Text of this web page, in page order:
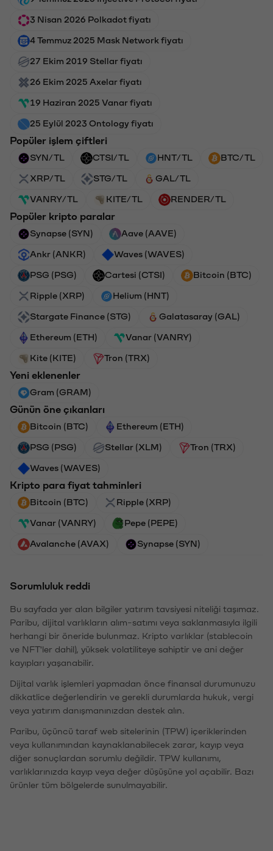
3 Nisan 2026 Polkadot fiyatı
4 Temmuz 2025 Mask Network fiyatı
27 Ekim 2019 Stellar fiyatı
26 Ekim 2025 Axelar fiyatı
19 Haziran 2025 Vanar fiyatı
25 Eylül 2023 Ontology fiyatı
Popüler işlem çiftleri
SYN/TL CTSI/TL HNT/TL BTC/TL
XRP/TL STG/TL GAL/TL
VANRY/TL KITE/TL RENDER/TL
Popüler kripto paralar
Synapse (SYN) Aave (AAVE)
Ankr (ANKR) Waves (WAVES)
PSG (PSG) Cartesi (CTSI) Bitcoin (BTC)
Ripple (XRP) Helium (HNT)
Stargate Finance (STG) Galatasaray (GAL)
Ethereum (ETH) Vanar (VANRY)
Kite (KITE) Tron (TRX)
Yeni eklenenler
Gram (GRAM)
Günün öne çıkanları
Bitcoin (BTC) Ethereum (ETH)
PSG (PSG) Stellar (XLM) Tron (TRX)
Waves (WAVES)
Kripto para fiyat tahminleri
Bitcoin (BTC) Ripple (XRP)
Vanar (VANRY) Pepe (PEPE)
Avalanche (AVAX) Synapse (SYN)
Sorumluluk reddi
Bu sayfada yer alan bilgiler yatırım tavsiyesi niteliği taşımaz.
Paribu, dijital varlıkların alım-satımı veya saklanmasıyla ilgili
herhangi bir öneride bulunmaz. Kripto varlıklar (stablecoin
ve NFT'ler dahil), yüksek volatiliteye sahiptir ve ani değer
kayıpları yaşanabilir.
Dijital varlık işlemleri yapmadan önce finansal durumunuzu
dikkatlice değerlendirin ve gerekli durumlarda hukuk, vergi
veya yatırım danışmanınızdan destek alın.
Paribu, üçüncü taraf web sitelerinin (TPW) içeriklerinden
veya kullanımından kaynaklanabilecek zarar, kayıp veya
diğer sonuçlardan sorumlu değildir. TPW kullanımı,
varlıklarınızda kayıp veya değer düşüşüne yol açabilir. Bazı
ürünler tüm bölgelerde sunulmayabilir.